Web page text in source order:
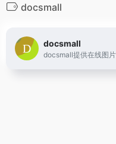
docsmall
docsmall